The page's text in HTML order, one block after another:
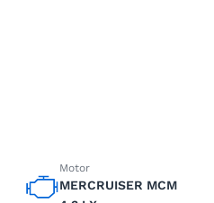
Motor
MERCRUISER MCM